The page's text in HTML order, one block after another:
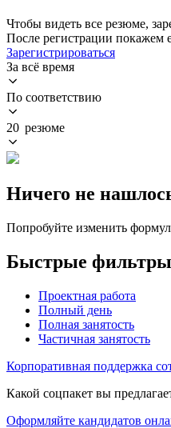
Чтобы видеть все резюме,
После регистрации покажем
Зарегистрироваться
За всё время
По соответствию
20 резюме
Ничего не
Попробуйте изменить
Быстрые фильтры
Проектная работа
Полный день
Полная занятость
Частичная занятость
Корпоративная поддержка
Какой соцпакет вы
Оформляйте кандидатов